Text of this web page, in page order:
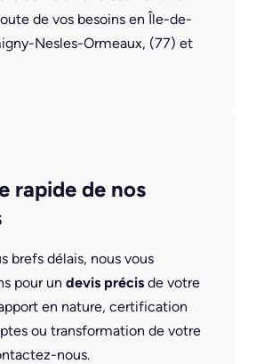
de vos besoins en Île-de-
Nesles-Ormeaux, (77) et
rapide de nos
brefs délais, nous vous
pour un devis précis de votre
en nature, certification
ou transformation de votre
nous.